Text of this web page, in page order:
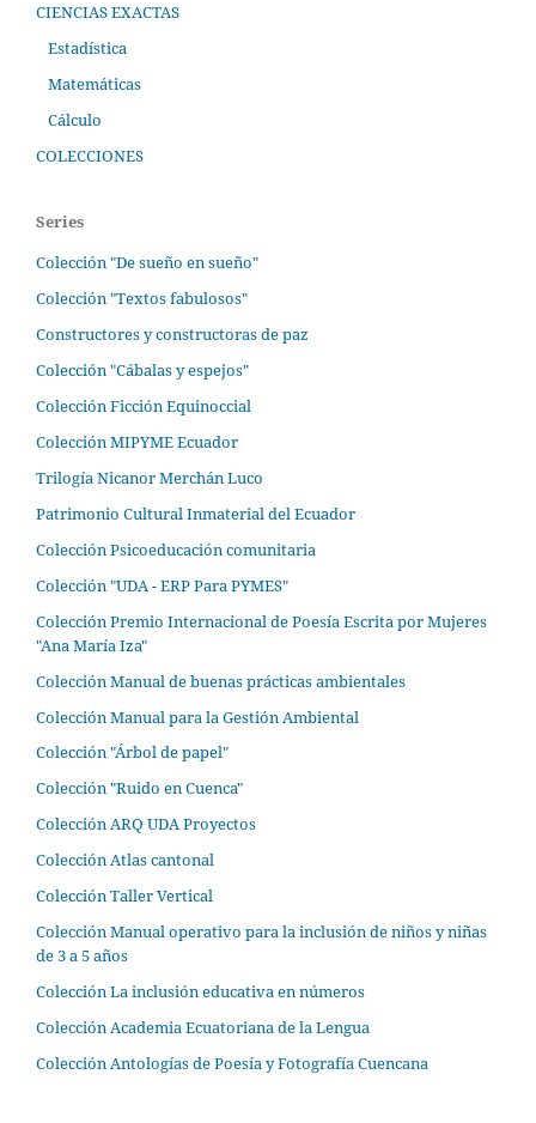
CIENCIAS EXACTAS
Estadística
Matemáticas
Cálculo
COLECCIONES
Series
Colección "De sueño en sueño"
Colección "Textos fabulosos"
Constructores y constructoras de paz
Colección "Cábalas y espejos"
Colección Ficción Equinoccial
Colección MIPYME Ecuador
Trilogía Nicanor Merchán Luco
Patrimonio Cultural Inmaterial del Ecuador
Colección Psicoeducación comunitaria
Colección "UDA - ERP Para PYMES"
Colección Premio Internacional de Poesía Escrita por Mujeres
"Ana María Iza"
Colección Manual de buenas prácticas ambientales
Colección Manual para la Gestión Ambiental
Colección "Árbol de papel"
Colección "Ruido en Cuenca"
Colección ARQ UDA Proyectos
Colección Atlas cantonal
Colección Taller Vertical
Colección Manual operativo para la inclusión de niños y niñas
de 3 a 5 años
Colección La inclusión educativa en números
Colección Academia Ecuatoriana de la Lengua
Colección Antologías de Poesía y Fotografía Cuencana